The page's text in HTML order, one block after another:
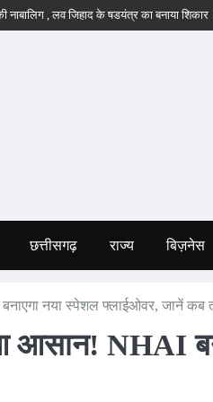
, लव जिहाद के षडयंत्र का बनाया शिकार ।
छत्तीसगढ़ राज्य बिज़नेस
नया स्पेशल फ्लाईओवर, जानें कब
आसान! NHAI